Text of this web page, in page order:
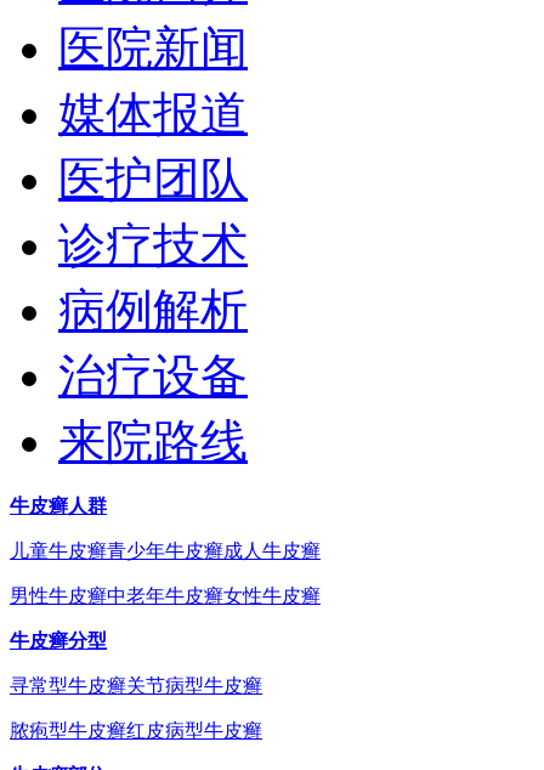
医院新闻
媒体报道
医护团队
诊疗技术
病例解析
治疗设备
来院路线
牛皮癣人群
儿童牛皮癣青少年牛皮癣成人牛皮癣
男性牛皮癣中老年牛皮癣女性牛皮癣
牛皮癣分型
寻常型牛皮癣关节病型牛皮癣
脓疱型牛皮癣红皮病型牛皮癣